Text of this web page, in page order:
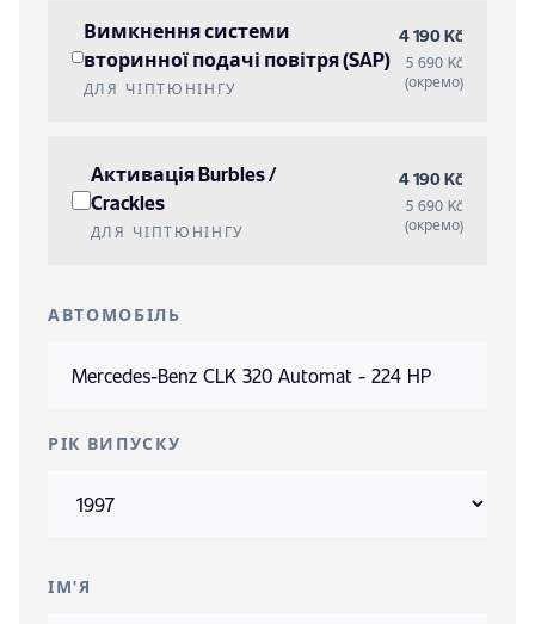
Вимкнення системи
вторинної подачі повітря (SAP)
ДЛЯ ЧІПТЮНІНГУ
4 190 Kč
5 690 Kč
(окремо)
Активація Burbles /
Crackles
ДЛЯ ЧІПТЮНІНГУ
4 190 Kč
5 690 Kč
(окремо)
АВТОМОБІЛЬ
РІК ВИПУСКУ
ІМ'Я